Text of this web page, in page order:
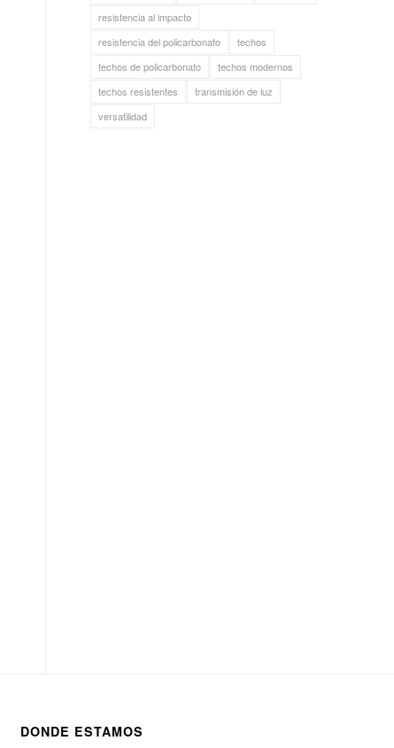
resistencia al impacto
resistencia del policarbonato
techos
techos de policarbonato
techos modernos
techos resistentes
transmisión de luz
versatilidad
DONDE ESTAMOS